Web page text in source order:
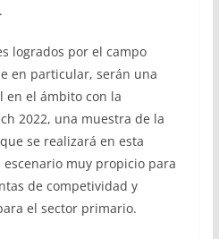
logrados por el campo
en particular, serán una
en el ámbito con la
2022, una muestra de la
se realizará en esta
muy propicio para
de competividad y
el sector primario.